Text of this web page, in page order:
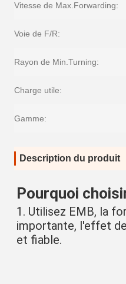
Vitesse de Max.Forwarding:
Voie de F/R:
Rayon de Min.Turning:
Charge utile:
Gamme:
Description du produit
Pourquoi
1. Utilisez EMB, la
importante, l'effet
et fiable.